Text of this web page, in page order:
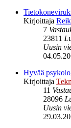
Kirjoittaja
7
23811
Uusin
Hyvää
Kirjoittaja
11
28096
Uusin